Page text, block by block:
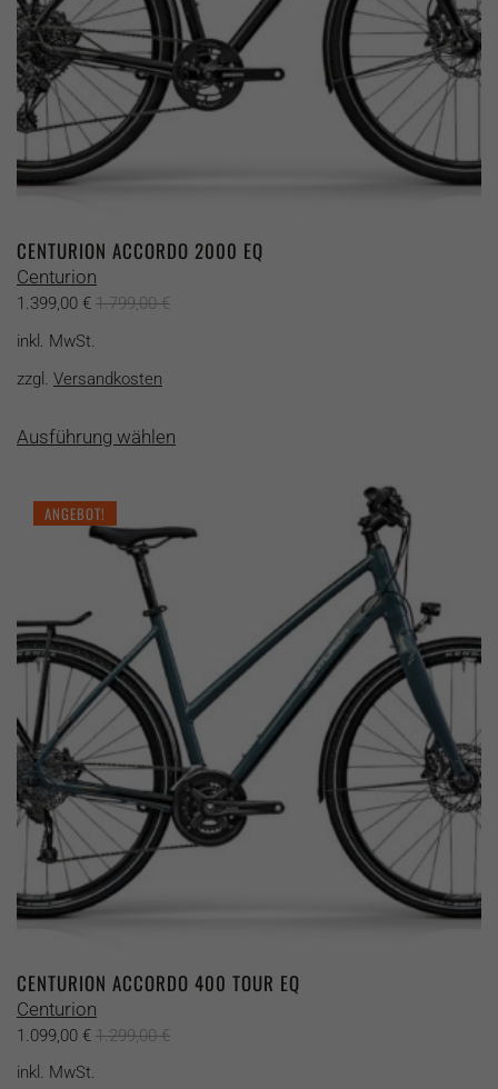
gewählt
werden
CENTURION ACCORDO 2000 EQ
Centurion
1.399,00 € 1.799,00€
inkl. MwSt.
zzgl. Versandkosten
Ausführung wählenProdukt
Varianten
auf
der
Produktseite
gewählt
werden
ANGEBOT!
CENTURION ACCORDO 400 TOUR EQ
Centurion
1.099,00 € 1.299,00€
inkl. MwSt.